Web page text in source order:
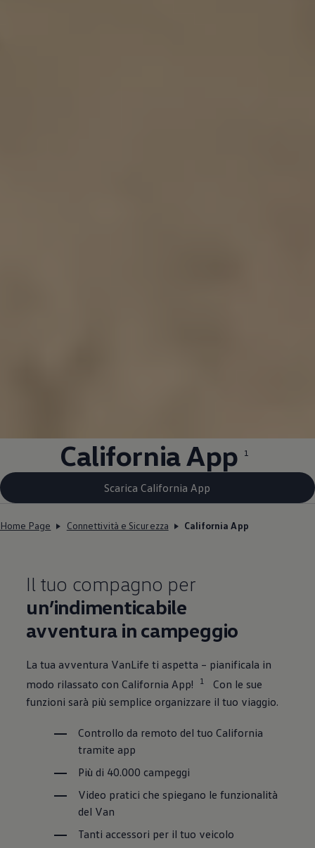
California App 1
Scarica California App
Home Page Connettività e Sicurezza California App
Il tuo compagno per
un’indimenticabile
avventura in campeggio
La tua avventura VanLife ti aspetta – pianificala in
modo rilassato con California App!
1
Con le sue
funzioni sarà più semplice organizzare il tuo viaggio.
Controllo da remoto del tuo California
tramite app
Più di 40.000 campeggi
Video pratici che spiegano le funzionalità
del Van
Tanti accessori per il tuo veicolo